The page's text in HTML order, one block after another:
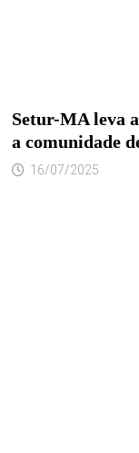
Setur-MA leva
a comunidade
16/07/2025